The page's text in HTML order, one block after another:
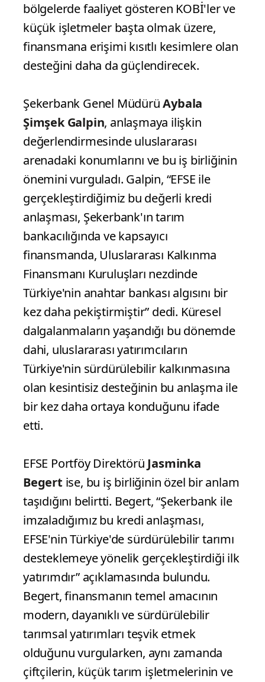
bölgelerde faaliyet gösteren KOBİ'ler ve
küçük işletmeler başta olmak üzere,
finansmana erişimi kısıtlı kesimlere olan
desteğini daha da güçlendirecek.
Şekerbank Genel MüdürüAybala
Şimşek Galpin, anlaşmaya ilişkin
değerlendirmesinde uluslararası
arenadaki konumlarını ve bu iş birliğinin
önemini vurguladı. Galpin, “EFSE ile
gerçekleştirdiğimiz bu değerli kredi
anlaşması, Şekerbank'ın tarım
bankacılığında ve kapsayıcı
finansmanda, Uluslararası Kalkınma
Finansmanı Kuruluşları nezdinde
Türkiye'nin anahtar bankası algısını bir
kez daha pekiştirmiştir” dedi. Küresel
dalgalanmaların yaşandığı bu dönemde
dahi, uluslararası yatırımcıların
Türkiye'nin sürdürülebilir kalkınmasına
olan kesintisiz desteğinin bu anlaşma ile
bir kez daha ortaya konduğunu ifade
etti.
EFSE Portföy Direktörü Jasminka
Begert ise, bu iş birliğinin özel bir anlam
taşıdığını belirtti. Begert, “Şekerbank ile
imzaladığımız bu kredi anlaşması,
EFSE'nin Türkiye'de sürdürülebilir tarımı
desteklemeye yönelik gerçekleştirdiği ilk
yatırımdır” açıklamasında bulundu.
Begert, finansmanın temel amacının
modern, dayanıklı ve sürdürülebilir
tarımsal yatırımları teşvik etmek
olduğunu vurgularken, aynı zamanda
çiftçilerin, küçük tarım işletmelerinin ve